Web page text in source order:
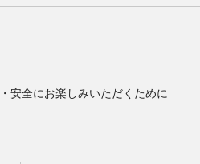
安全にお楽しみいただくために